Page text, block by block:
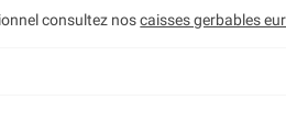
consultez noscaisses gerbables